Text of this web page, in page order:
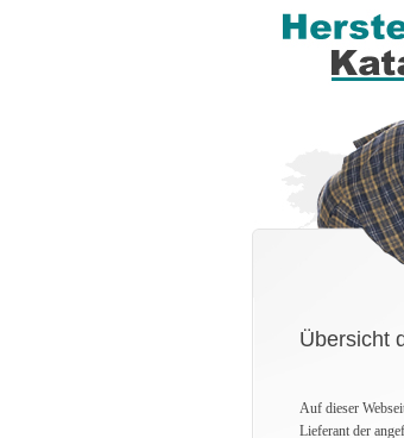
Übersicht
Auf dieser
Lieferant der